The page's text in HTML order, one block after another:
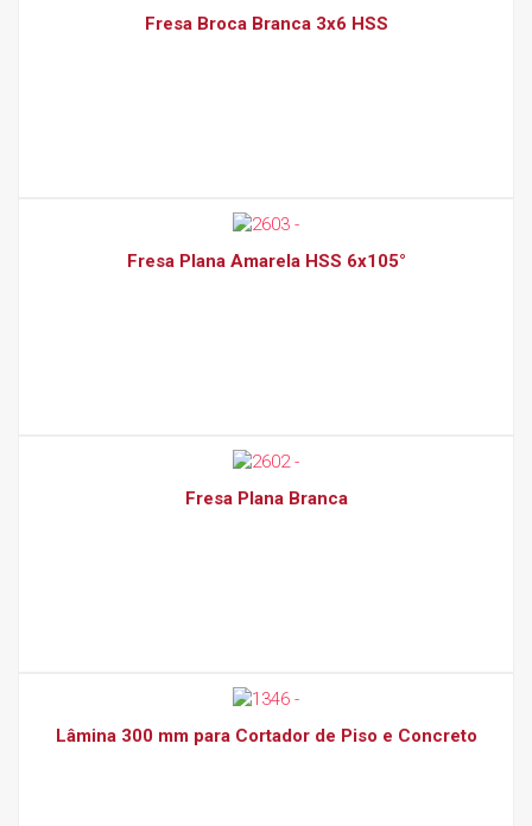
Fresa Broca Branca 3x6 HSS
Fresa Plana Amarela HSS 6x105°
Fresa Plana Branca
Lâmina 300 mm para Cortador de Piso e Concreto